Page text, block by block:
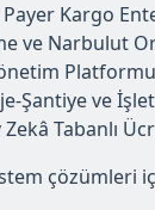
Kargo
ve Narbulut
Platformu
Şantiye ve
Tabanlı
çözümleri